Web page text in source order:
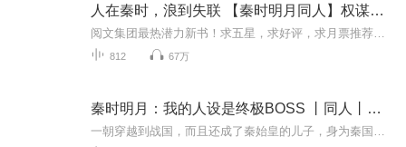
人在秦时，浪到失联 【秦时明月同人】权谋多女主
812 67万
秦时明月：我的人设是终极BOSS 丨同人丨仙侠丨秦时明月